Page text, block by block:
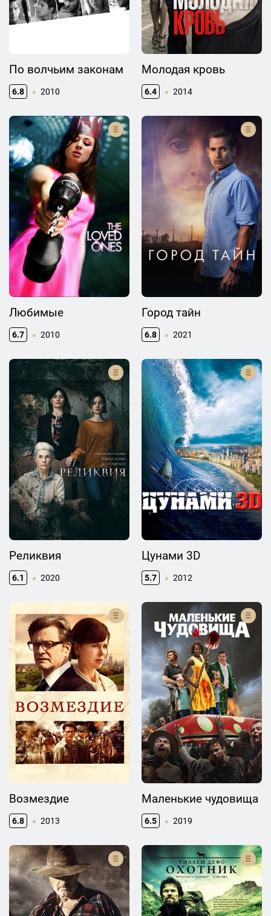
По волчьим законам
6.8 2010
Молодая кровь
6.4 2014
Любимые
6.7 2010
Город тайн
6.8 2021
Реликвия
6.1 2020
Цунами 3D
5.7 2012
Возмездие
6.8 2013
Маленькие чудовища
6.5 2019